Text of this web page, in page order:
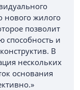
нового жилого
позволит
способность и
В
нескольких
основания